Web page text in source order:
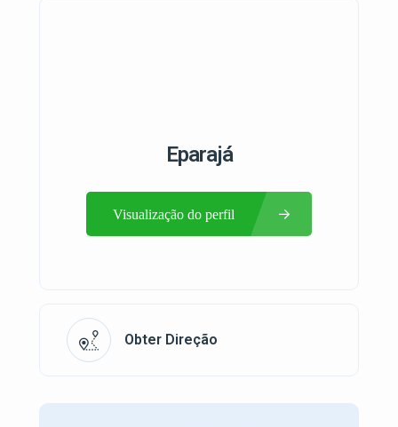
Eparajá
Visualização do perfil
Obter Direção